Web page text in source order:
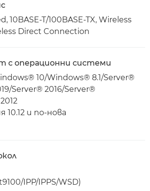
10BASE-T/100BASE-TX, Wireless
Direct Connection
с операционни системи
10/Windows® 8.1/Server®
Server® 2016/Server®
10.12 и по-нова
IPP/IPPS/WSD)